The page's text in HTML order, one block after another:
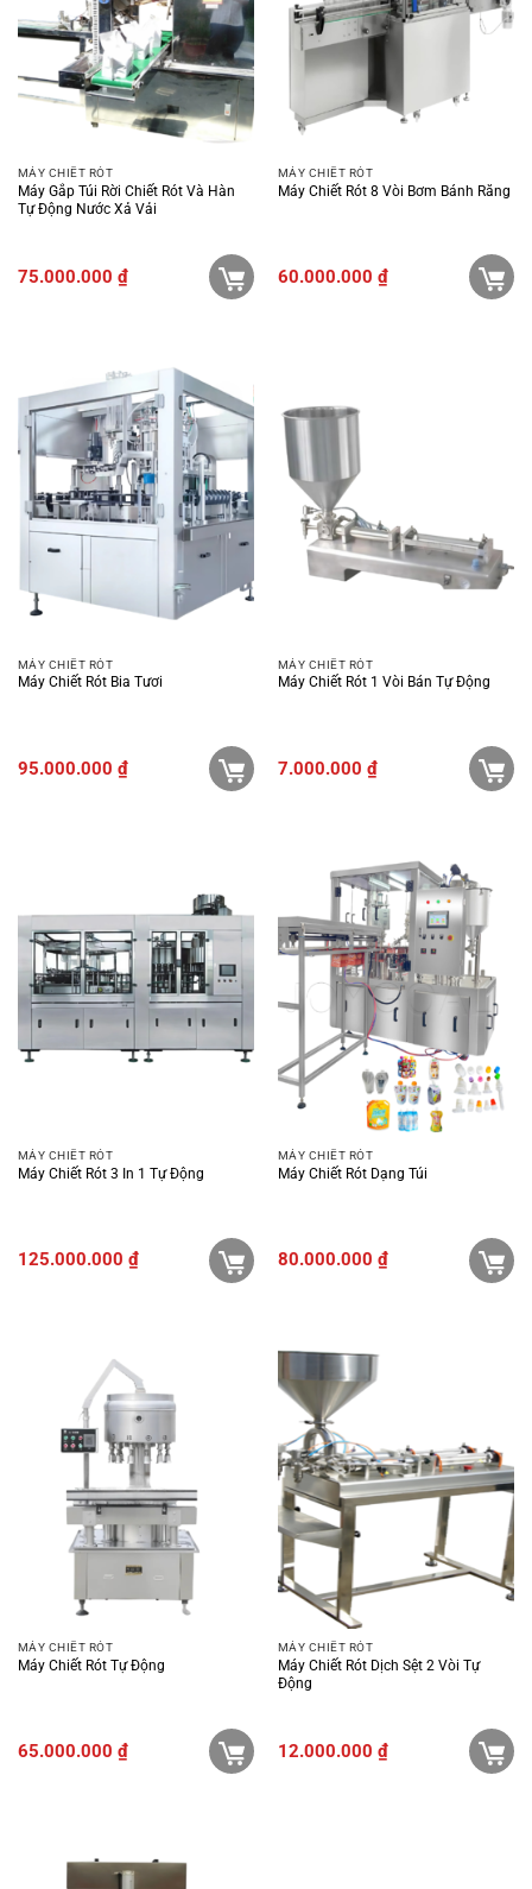
MÁY CHIẾT RÓT
Máy Gắp Túi Rời Chiết Rót Và Hàn
Tự Động Nước Xả Vải
75.000.000 ₫
MÁY CHIẾT RÓT
Máy Chiết Rót 8 Vòi Bơm Bánh Răng
60.000.000 ₫
MÁY CHIẾT RÓT
Máy Chiết Rót Bia Tươi
95.000.000 ₫
MÁY CHIẾT RÓT
Máy Chiết Rót 1 Vòi Bán Tự Động
7.000.000 ₫
MÁY CHIẾT RÓT
Máy Chiết Rót 3 In 1 Tự Động
125.000.000 ₫
MÁY CHIẾT RÓT
Máy Chiết Rót Dạng Túi
80.000.000 ₫
MÁY CHIẾT RÓT
Máy Chiết Rót Tự Động
65.000.000 ₫
MÁY CHIẾT RÓT
Máy Chiết Rót Dịch Sệt 2 Vòi Tự
Động
12.000.000 ₫